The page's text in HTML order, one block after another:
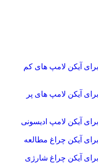
لامپ های کم
لامپ های پر
لامپ ادیسونی
چراغ مطالعه
چراغ شارژی